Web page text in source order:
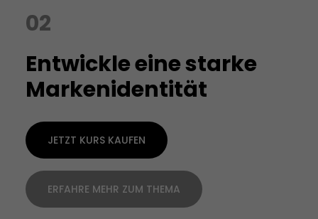
02
Entwickle eine starke
Markenidentität
JETZT KURS KAUFEN
ERFAHRE MEHR ZUM THEMA